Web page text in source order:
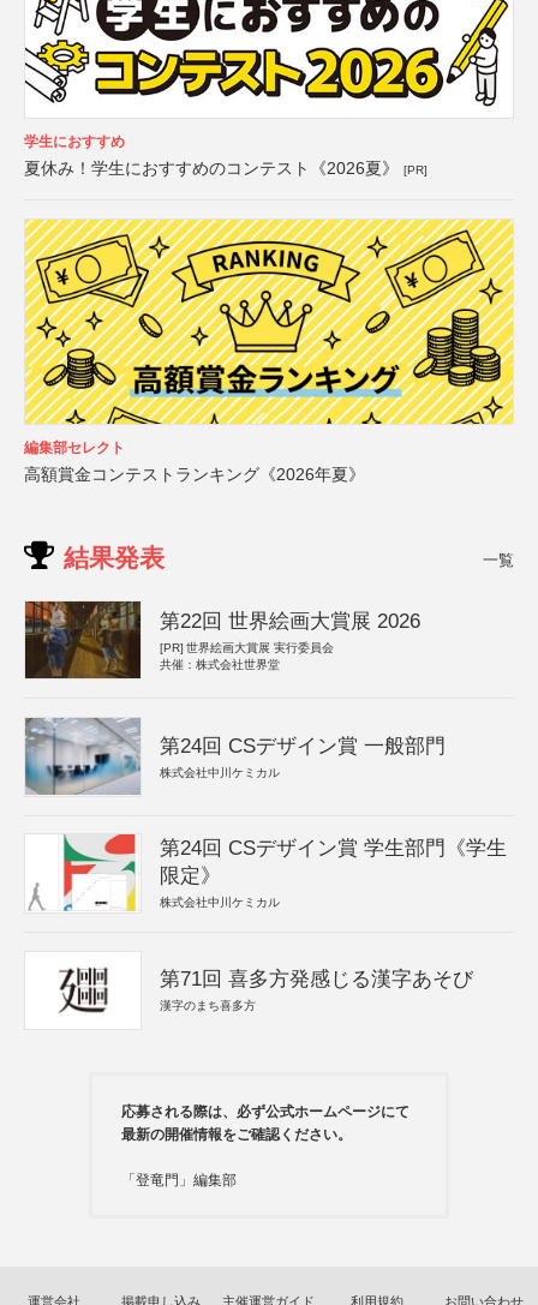
学生におすすめ
夏休み！学生におすすめのコンテスト《2026夏》 [PR]
編集部セレクト
高額賞金コンテストランキング《2026年夏》
結果発表 一覧
第22回 世界絵画大賞展 2026
[PR] 世界絵画大賞展 実行委員会
共催：株式会社世界堂
第24回 CSデザイン賞 一般部門
株式会社中川ケミカル
第24回 CSデザイン賞 学生部門《学生
限定》
株式会社中川ケミカル
第71回 喜多方発感じる漢字あそび
漢字のまち喜多方
応募される際は、必ず公式ホームページにて
最新の開催情報をご確認ください。
「登竜門」編集部
運営会社 掲載申し込み 主催運営ガイド 利用規約 お問い合わせ